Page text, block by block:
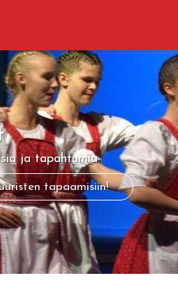
ja tapahtumia
tapaamisiin!